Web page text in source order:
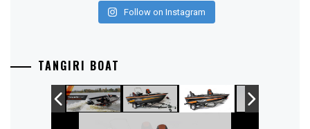
Follow on Instagram
TANGIRI BOAT